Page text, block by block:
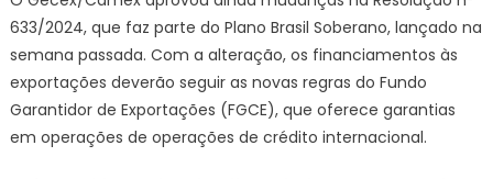
633/2024, que faz parte do Plano Brasil Soberano, lançado na
semana passada. Com a alteração, os financiamentos às
exportações deverão seguir as novas regras do Fundo
Garantidor de Exportações (FGCE), que oferece garantias
em operações de operações de crédito internacional.